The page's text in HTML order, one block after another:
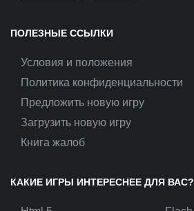
ПОЛЕЗНЫЕ ССЫЛКИ
Условия и положения
Политика конфиденциальности
Предложить новую игру
Загрузить новую игру
Книга жалоб
КАКИЕ ИГРЫ ИНТЕРЕСНЕЕ ДЛЯ ВАС?